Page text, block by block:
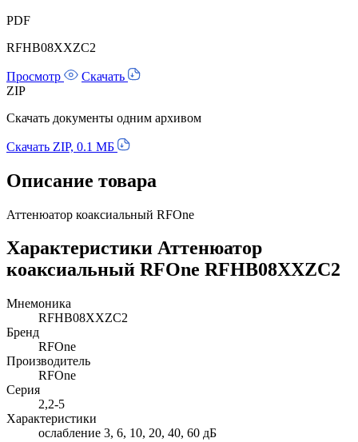
PDF
RFHB08XXZC2
Просмотр
Скачать
ZIP
Скачать документы одним архивом
Скачать ZIP, 0.1 МБ
Описание товара
Аттенюатор коаксиальный RFOne
Характеристики Аттенюатор
коаксиальный RFOne RFHB08XXZC2
Мнемоника
RFHB08XXZC2
Бренд
RFOne
Производитель
RFOne
Серия
2,2-5
Характеристики
ослабление 3, 6, 10, 20, 40, 60 дБ